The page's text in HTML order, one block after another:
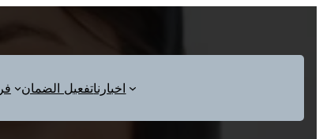
تفعيل الضماناخبارنا